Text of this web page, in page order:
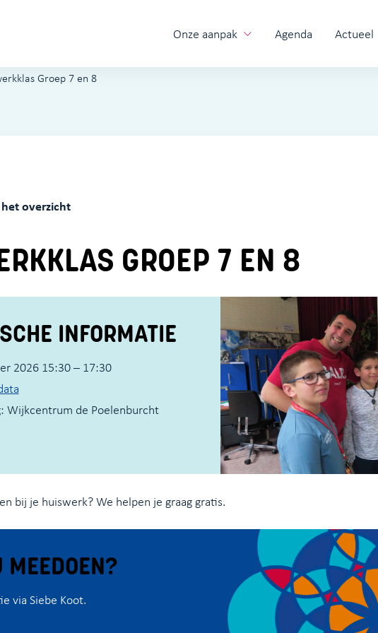
Onze aanpak Agenda Actueel
Groep 7 en 8
overzicht
GROEP 7 EN 8
INFORMATIE
2026 15:30 – 17:30
Wijkcentrum de Poelenburcht
bij je huiswerk? We helpen je graag gratis.
via Siebe Koot.